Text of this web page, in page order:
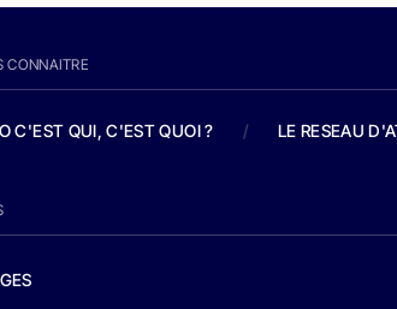
CONNAITRE
C'EST QUI, C'EST QUOI ? / LE RESEAU